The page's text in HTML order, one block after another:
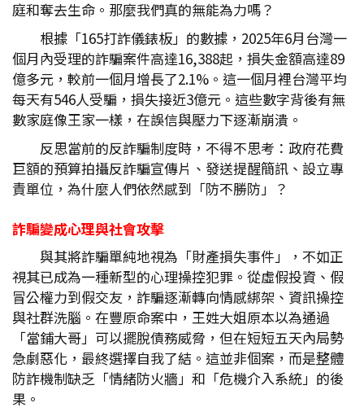
庭和奪去生命。那麼我們真的無能為力嗎？
根據「165打詐儀錶板」的數據，2025年6月台灣一
個月內受理的詐騙案件高達16,388起，損失金額高達89
億多元，較前一個月增長了2.1%。這一個月裡台灣平均
每天有546人受騙，損失接近3億元。這些數字背後有無
數家庭像王家一樣，在誤信與壓力下逐漸崩潰。
反思當前的反詐騙制度時，不得不思考：政府花費
巨額的預算拍攝反詐騙宣傳片、發送提醒簡訊、設立專
責單位，為什麼人們依然感到「防不勝防」？
詐騙變成心理與社會攻擊
與其將詐騙單純地視為「財產損失事件」，不如正
視其已成為一種新型的心理操控犯罪。從虛假投資、假
冒公權力到假交友，詐騙逐漸轉向情感綁架、資訊操控
與社群洗腦。在豐原命案中，王姓大姐原本以為通過
「當鋪大哥」可以擺脫債務威脅，但在短短五天內局勢
急劇惡化，最終選擇自我了結。這並非個案，而是整體
防詐機制缺乏「情緒防火牆」和「危機介入系統」的後
果。